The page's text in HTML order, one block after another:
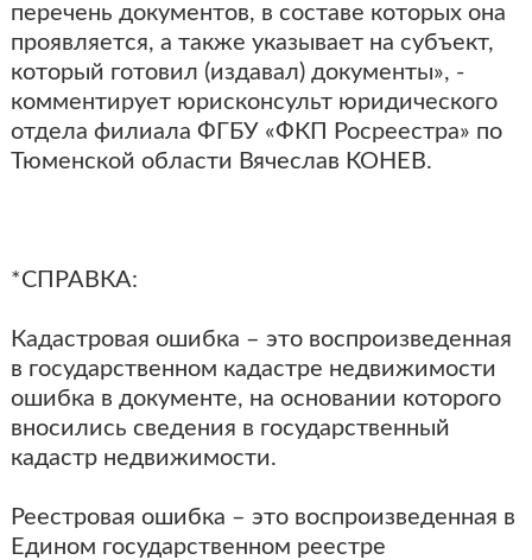
перечень документов, в составе которых она
проявляется, а также указывает на субъект,
который готовил (издавал) документы», -
комментирует юрисконсульт юридического
отдела филиала ФГБУ «ФКП Росреестра» по
Тюменской области Вячеслав КОНЕВ.
*СПРАВКА:
Кадастровая ошибка – это воспроизведенная
в государственном кадастре недвижимости
ошибка в документе, на основании которого
вносились сведения в государственный
кадастр недвижимости.
Реестровая ошибка – это воспроизведенная в
Едином государственном реестре